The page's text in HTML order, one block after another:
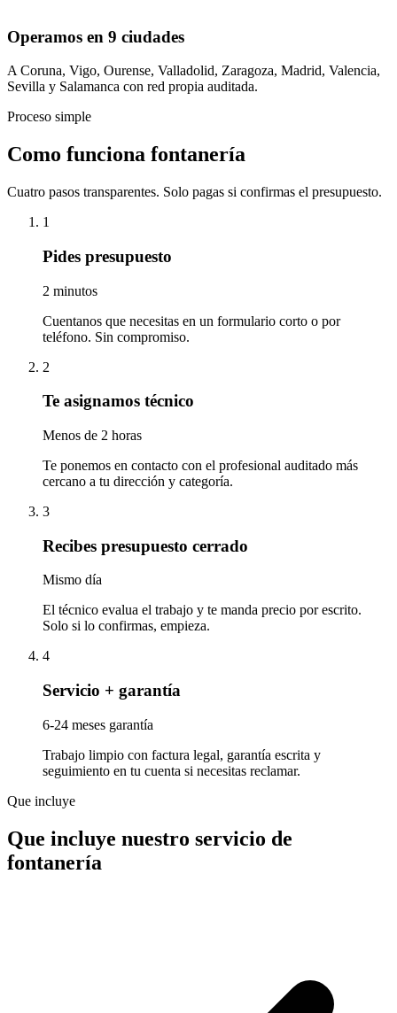
Operamos en 9 ciudades
A Coruna, Vigo, Ourense, Valladolid, Zaragoza, Madrid, Valencia,
Sevilla y Salamanca con red propia auditada.
Proceso simple
Como funciona fontanería
Cuatro pasos transparentes. Solo pagas si confirmas el presupuesto.
1
Pides presupuesto
2 minutos
Cuentanos que necesitas en un formulario corto o por
teléfono. Sin compromiso.
2
Te asignamos técnico
Menos de 2 horas
Te ponemos en contacto con el profesional auditado más
cercano a tu dirección y categoría.
3
Recibes presupuesto cerrado
Mismo día
El técnico evalua el trabajo y te manda precio por escrito.
Solo si lo confirmas, empieza.
4
Servicio + garantía
6-24 meses garantía
Trabajo limpio con factura legal, garantía escrita y
seguimiento en tu cuenta si necesitas reclamar.
Que incluye
Que incluye nuestro servicio de
fontanería